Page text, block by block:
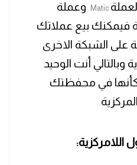
لعملة Matic
وعملة
فيمكنك بيع عملاتك
على الشبكة الاخرى
وبالتالي أنت الوحيد
كأنها في محفظتك
.
اللامركزية: